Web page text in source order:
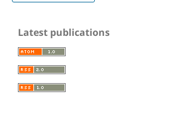
Latest publications